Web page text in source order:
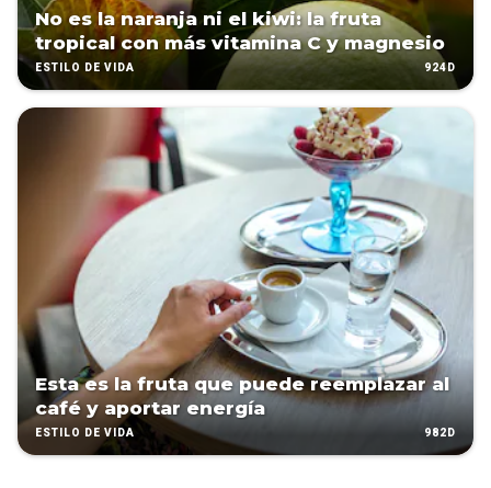
No es la naranja ni el kiwi: la fruta
tropical con más vitamina C y magnesio
ESTILO DE VIDA 924D
Esta es la fruta que puede reemplazar al
café y aportar energía
ESTILO DE VIDA 982D